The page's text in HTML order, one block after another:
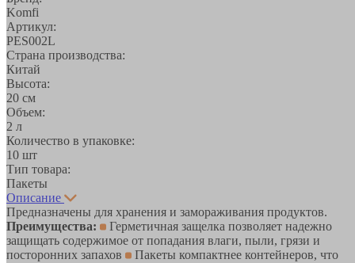
Komfi
Артикул:
PES002L
Страна производства:
Китай
Высота:
20 см
Объем:
2 л
Количество в упаковке:
10 шт
Тип товара:
Пакеты
Описание
Предназначены для хранения и замораживания продуктов.
Преимущества:
Герметичная защелка позволяет надежно
защищать содержимое от попадания влаги, пыли, грязи и
посторонних запахов
Пакеты компактнее контейнеров, что